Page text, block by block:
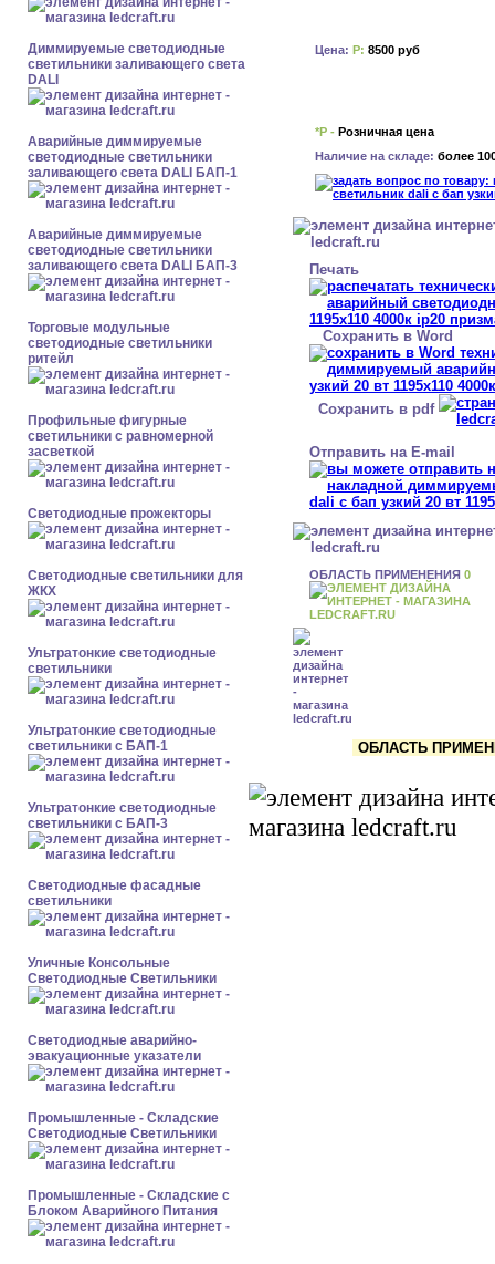
Диммируемые светодиодные
светильники заливающего света
DALI
Аварийные диммируемые
светодиодные светильники
заливающего света DALI БАП-1
Аварийные диммируемые
светодиодные светильники
заливающего света DALI БАП-3
Торговые модульные
светодиодные светильники
ритейл
Профильные фигурные
светильники с равномерной
засветкой
Светодиодные прожекторы
Светодиодные светильники для
ЖКХ
Ультратонкие светодиодные
светильники
Ультратонкие светодиодные
светильники с БАП-1
Ультратонкие светодиодные
светильники с БАП-3
Светодиодные фасадные
светильники
Уличные Консольные
Светодиодные Светильники
Светодиодные аварийно-
эвакуационные указатели
Промышленные - Складские
Светодиодные Светильники
Промышленные - Складские с
Блоком Аварийного Питания
Цена: Р: 8500 руб
*Р - Розничная цена
Наличие на складе: более
Печать
Сохранить в Word
Сохранить в pdf
Отправить на E-mail
ОБЛАСТЬ ПРИМЕНЕНИЯ 0
ОБЛАСТЬ